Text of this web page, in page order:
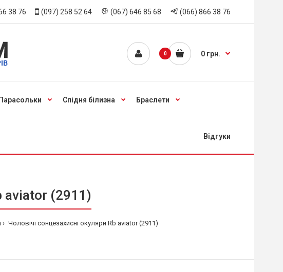
38 76 (097) 258 52 64 (067) 646 85 68 (066) 866 38 76
0 0 грн.
Парасольки Спідня білизна Браслети
Відгуки
aviator (2911)
Чоловічі сонцезахисні окуляри Rb aviator (2911)